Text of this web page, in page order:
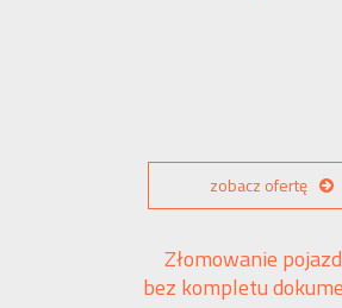
zobacz ofertę
Złomowanie
bez kompletu